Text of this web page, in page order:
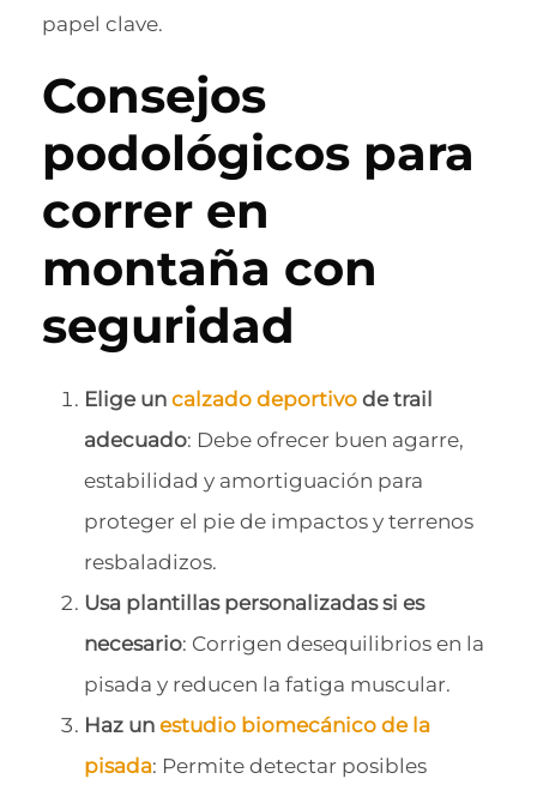
papel clave.
Consejos
podológicos para
correr en
montaña con
seguridad
Elige un calzado deportivo de trail
adecuado: Debe ofrecer buen agarre,
estabilidad y amortiguación para
proteger el pie de impactos y terrenos
resbaladizos.
Usa plantillas personalizadas si es
necesario: Corrigen desequilibrios en la
pisada y reducen la fatiga muscular.
Haz un estudio biomecánico de la
pisada: Permite detectar posibles